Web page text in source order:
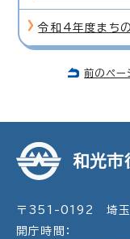
令和4年度まち
前のペー
和光市
〒351-0192 埼玉
開庁時間：